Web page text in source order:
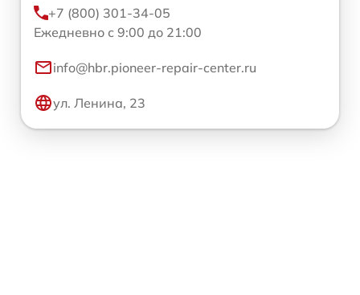
+7 (800) 301-34-05
Ежедневно с 9:00 до 21:00
info@hbr.pioneer-repair-center.ru
ул. Ленина, 23